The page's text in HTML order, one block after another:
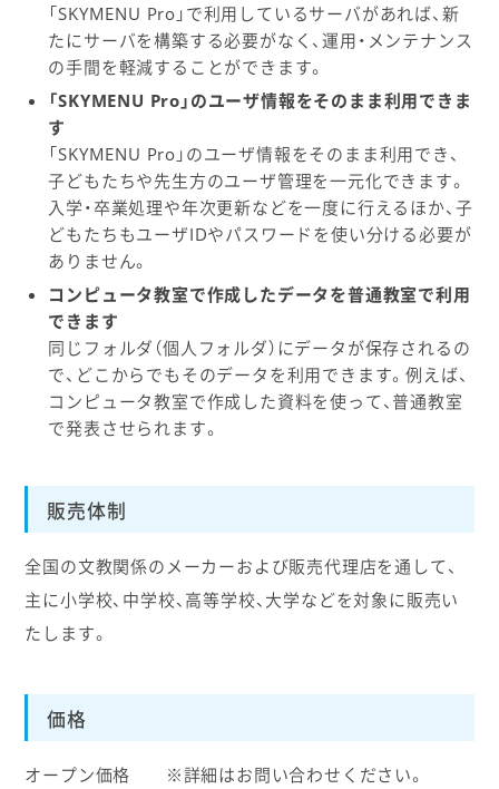
「SKYMENU Pro」で利用しているサーバがあれば、新
たにサーバを構築する必要がなく、運用・メンテナンス
の手間を軽減することができます。
「SKYMENU Pro」のユーザ情報をそのまま利用できま
す
「SKYMENU Pro」のユーザ情報をそのまま利用でき、
子どもたちや先生方のユーザ管理を一元化できます。
入学・卒業処理や年次更新などを一度に行えるほか、子
どもたちもユーザIDやパスワードを使い分ける必要が
ありません。
コンピュータ教室で作成したデータを普通教室で利用
できます
同じフォルダ（個人フォルダ）にデータが保存されるの
で、どこからでもそのデータを利用できます。例えば、
コンピュータ教室で作成した資料を使って、普通教室
で発表させられます。
販売体制
全国の文教関係のメーカーおよび販売代理店を通して、
主に小学校、中学校、高等学校、大学などを対象に販売い
たします。
価格
オープン価格 ※詳細はお問い合わせください。